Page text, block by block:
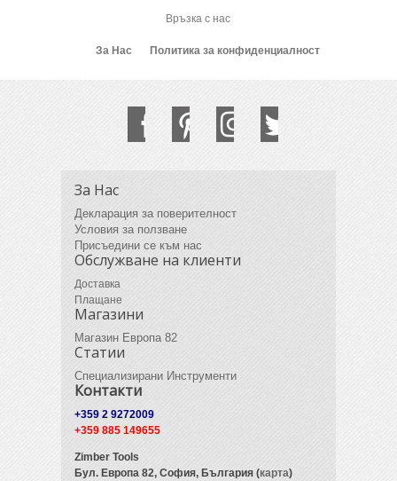
Връзка с нас
За Нас Политика за конфиденциалност
За Нас
Декларация за поверителност
Условия за ползване
Присъедини се към нас
Обслужване на клиенти
Доставка
Плащане
Магазини
Магазин Европа 82
Статии
Специализирани Инструменти
Контакти
+359 2 9272009
+359 885 149655
Zimber Tools
Бул. Европа 82, София, България (карта)